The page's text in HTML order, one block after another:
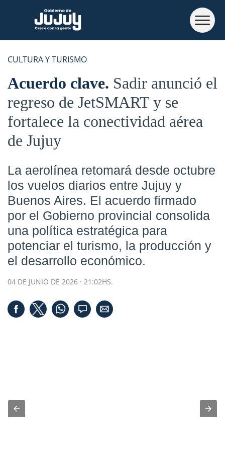
CULTURA Y TURISMO
Acuerdo clave Sadir anunció el
regreso de JetSMART y se
fortalece la conectividad aérea
de Jujuy
La aerolínea retomará desde octubre
los vuelos diarios entre Jujuy y
Buenos Aires. El acuerdo firmado
por el Gobierno provincial consolida
una política estratégica para
potenciar el turismo, la producción y
el desarrollo económico.
04 DE JUNIO DE 2026 · 21:02HS.